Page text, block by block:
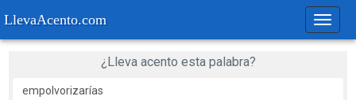
LlevaAcento.com
de
¿Lleva acento esta palabra?